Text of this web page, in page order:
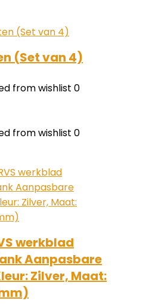
(Set van 4)
from wishlist 0
from wishlist 0
werkblad
Aanpasbare
Zilver, Maat: